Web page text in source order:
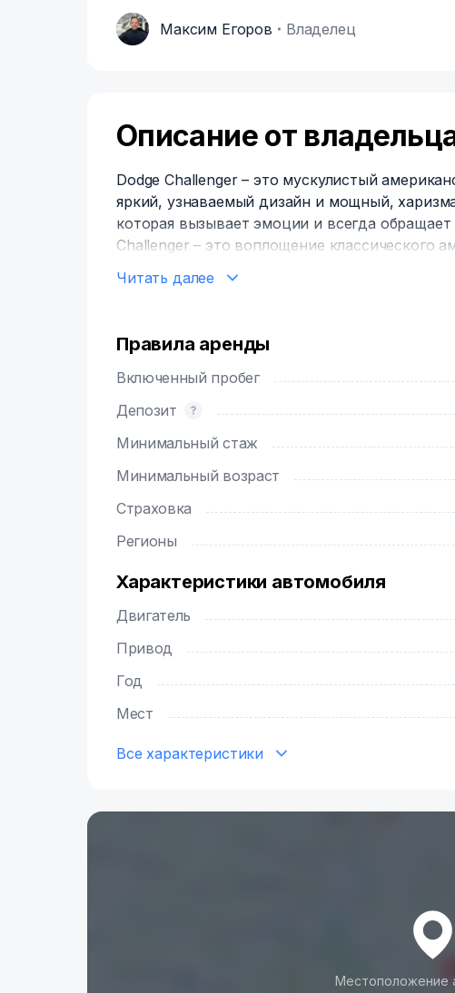
М Максим Егоров Владелец
Описание от
Dodge Challenger – это мускулистый
яркий, узнаваемый дизайн и мощный,
которая вызывает эмоции и всегда
Challenger – это воплощение классического
иконой. Мощные двигатели, особенно V8,
который вдохновляет и привлекает
Читать далее
Правила аренды
Включенный пробег
Депозит
Минимальный стаж
Минимальный возраст
Страховка
Регионы
Характеристики автомобиля
Двигатель
Привод
Год
Мест
Все характеристики
Местоположение